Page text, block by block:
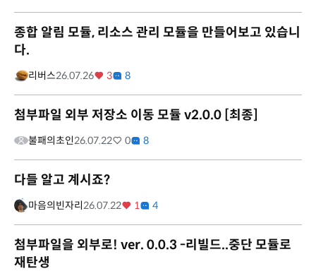
종합 알림 모듈, 리소스 관리 모듈을 만들어보고 있습니
다.
리버스26.07.26 3 8
첨부파일 외부 저장소 이동 모듈 v2.0.0 [최종]
불패의초인26.07.22 0 8
다들 알고 계시죠?
마음의빈자리26.07.22 1 4
첨부파일을 외부로! ver. 0.0.3 -리빌드..중단 모듈로
재탄생